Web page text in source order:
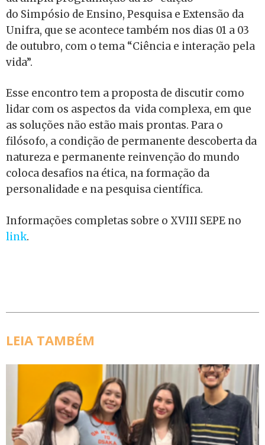
do Simpósio de Ensino, Pesquisa e Extensão da
Unifra, que se acontece também nos dias 01 a 03
de outubro, com o tema “Ciência e interação pela
vida”.
Esse encontro tem a proposta de discutir como
lidar com os aspectos da vida complexa, em que
as soluções não estão mais prontas. Para o
filósofo, a condição de permanente descoberta da
natureza e permanente reinvenção do mundo
coloca desafios na ética, na formação da
personalidade e na pesquisa científica.
Informações completas sobre o XVIII SEPE no
link.
LEIA TAMBÉM